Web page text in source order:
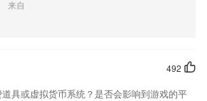
下载更新了什么?
主】尊贵身份标识啦
来自
492
具或虚拟货币系统？是否会影响到游戏的平